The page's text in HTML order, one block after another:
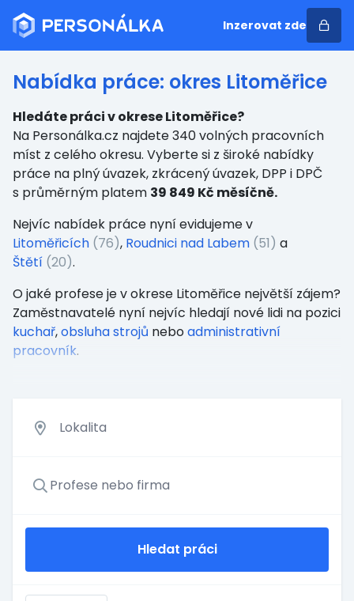
Inzerovat zde
Nabídka práce: okres Litoměřice
Hledáte práci v okrese Litoměřice?
Na Personálka.cz najdete 340 volných pracovních
míst z celého okresu. Vyberte si z široké nabídky
práce na plný úvazek, zkrácený úvazek, DPP i DPČ
s průměrným platem 39 849 Kč měsíčně.
Nejvíc nabídek práce nyní evidujeme v
Litoměřicích (76), Roudnici nad Labem (51) a
Štětí (20).
O jaké profese je v okrese Litoměřice největší zájem?
Zaměstnavatelé nyní nejvíc hledají nové lidi na pozici
kuchař,obsluha strojů neboadministrativní
pracovník.
Hledat práci